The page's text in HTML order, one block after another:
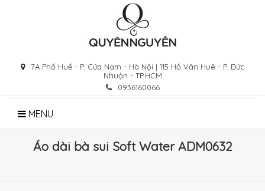
7A Phố Huế - P. Cửa Nam - Hà Nội | 115 Hồ Văn Huê - P. Đức
Nhuận - TP.HCM
0936160066
MENU
Áo dài bà sui Soft Water ADM0632